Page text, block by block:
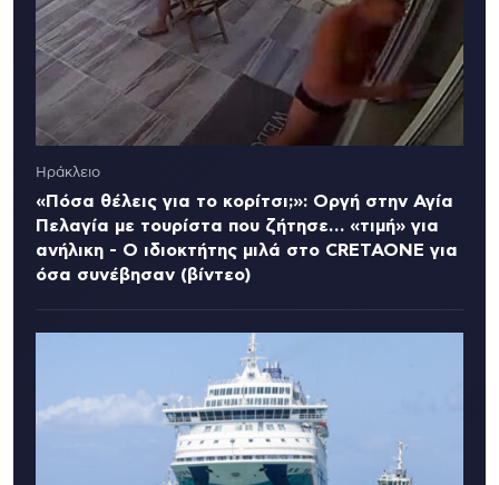
Ηράκλειο
«Πόσα θέλεις για το κορίτσι;»: Οργή στην Αγία
Πελαγία με τουρίστα που ζήτησε… «τιμή» για
ανήλικη - Ο ιδιοκτήτης μιλά στο CRETAONE για
όσα συνέβησαν (βίντεο)